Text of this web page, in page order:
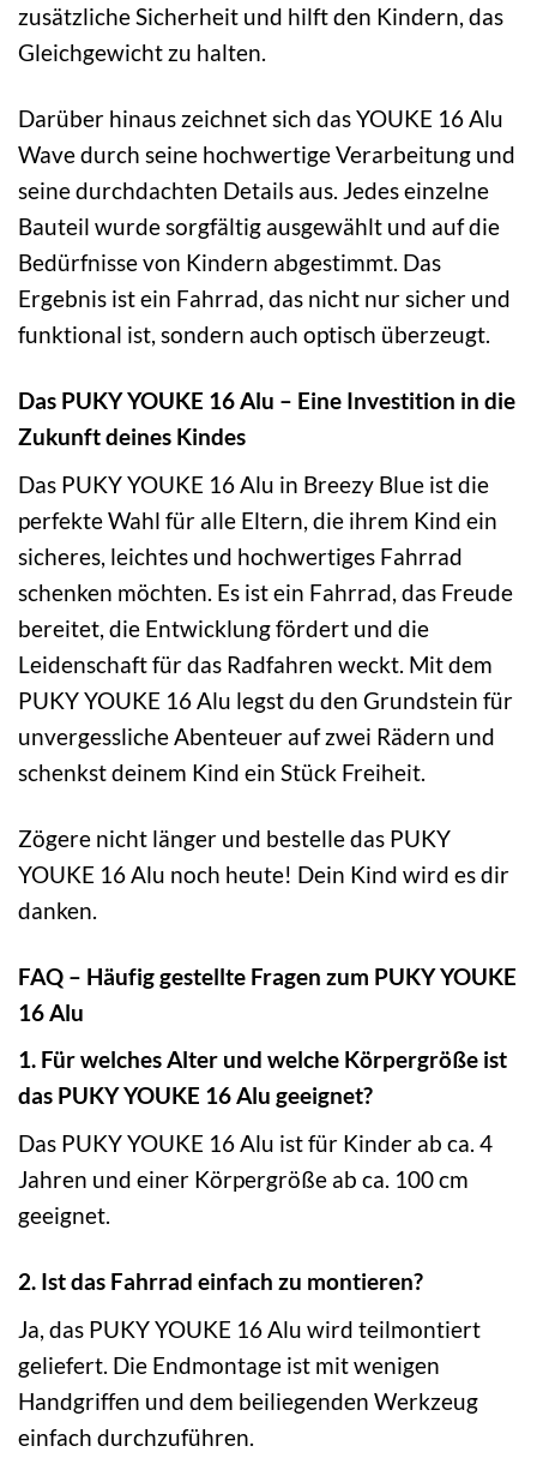
zusätzliche Sicherheit und hilft den Kindern, das
Gleichgewicht zu halten.
Darüber hinaus zeichnet sich das YOUKE 16 Alu
Wave durch seine hochwertige Verarbeitung und
seine durchdachten Details aus. Jedes einzelne
Bauteil wurde sorgfältig ausgewählt und auf die
Bedürfnisse von Kindern abgestimmt. Das
Ergebnis ist ein Fahrrad, das nicht nur sicher und
funktional ist, sondern auch optisch überzeugt.
Das PUKY YOUKE 16 Alu – Eine Investition in die
Zukunft deines Kindes
Das PUKY YOUKE 16 Alu in Breezy Blue ist die
perfekte Wahl für alle Eltern, die ihrem Kind ein
sicheres, leichtes und hochwertiges Fahrrad
schenken möchten. Es ist ein Fahrrad, das Freude
bereitet, die Entwicklung fördert und die
Leidenschaft für das Radfahren weckt. Mit dem
PUKY YOUKE 16 Alu legst du den Grundstein für
unvergessliche Abenteuer auf zwei Rädern und
schenkst deinem Kind ein Stück Freiheit.
Zögere nicht länger und bestelle das PUKY
YOUKE 16 Alu noch heute! Dein Kind wird es dir
danken.
FAQ – Häufig gestellte Fragen zum PUKY YOUKE
16 Alu
1. Für welches Alter und welche Körpergröße ist
das PUKY YOUKE 16 Alu geeignet?
Das PUKY YOUKE 16 Alu ist für Kinder ab ca. 4
Jahren und einer Körpergröße ab ca. 100 cm
geeignet.
2. Ist das Fahrrad einfach zu montieren?
Ja, das PUKY YOUKE 16 Alu wird teilmontiert
geliefert. Die Endmontage ist mit wenigen
Handgriffen und dem beiliegenden Werkzeug
einfach durchzuführen.